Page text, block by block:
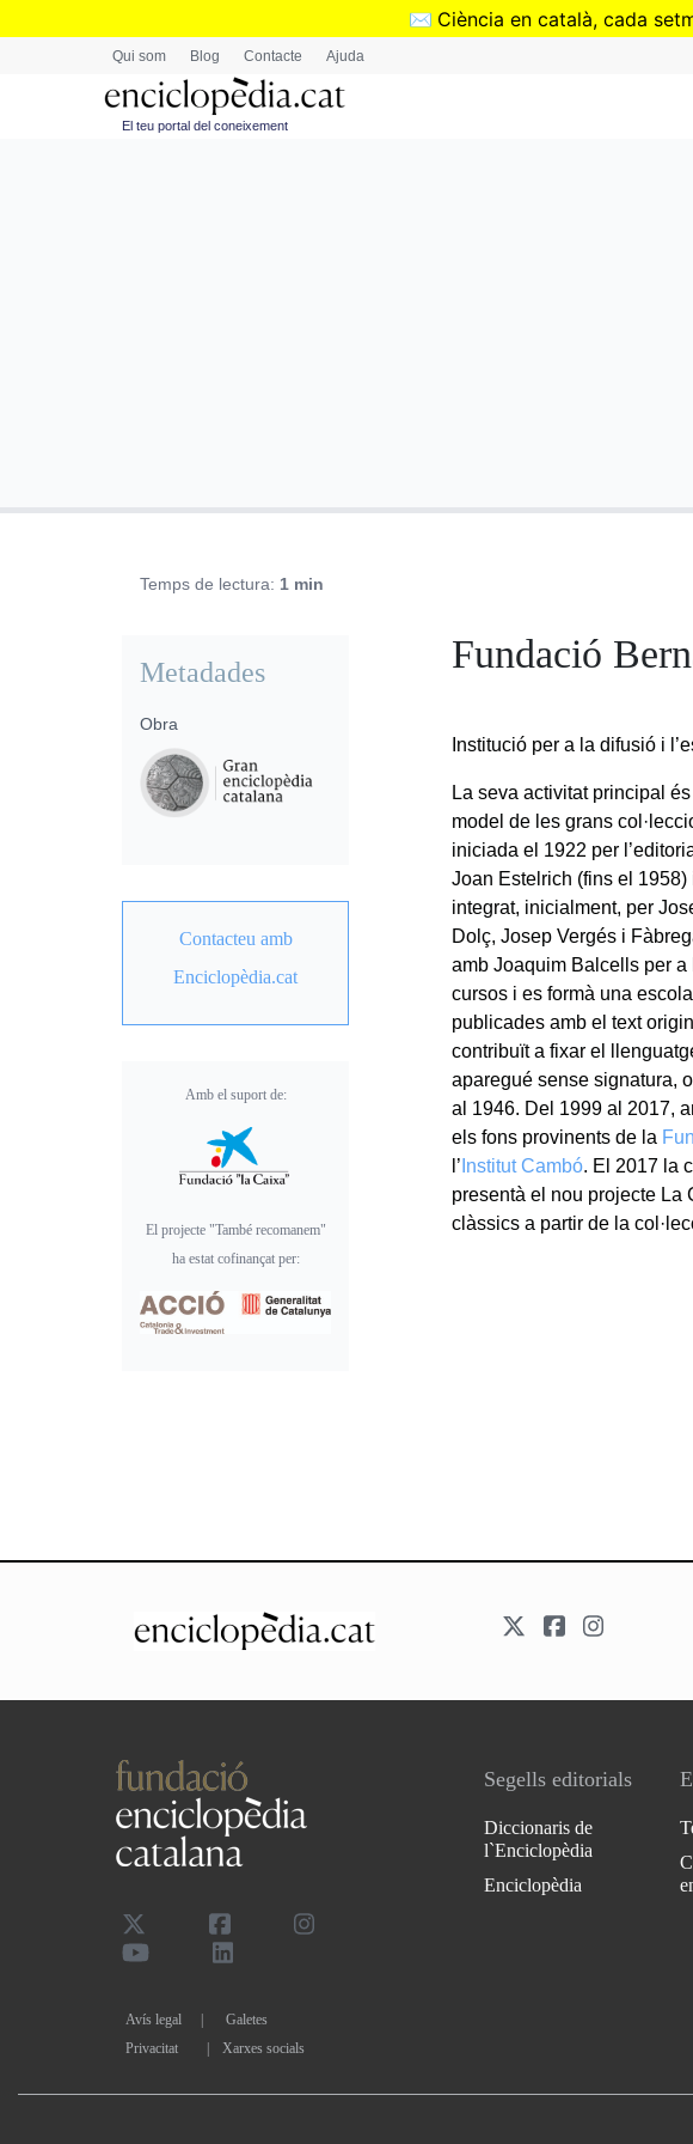
✉️ Ciència en català, cada
Qui som Blog Contacte Ajuda
El teu portal del coneixement
Temps de lectura: 1 min
Fundació
Institució per a la difusió i
La seva activitat principal
model de les grans
iniciada el 1922 per
Joan Estelrich (fins el
integrat, inicialment, per
Dolç, Josep Vergés i
amb Joaquim Balcells per
cursos i es formà una
publicades amb el text
contribuït a fixar el
aparegué sense signatura,
al 1946. Del 1999 al 2017,
els fons provinents de la
l’ Institut Cambó. El 2017 la
presentà el nou projecte La
clàssics a partir de la
Metadades
Obra
Contacteu amb
Enciclopèdia.cat
Amb el suport de:
El projecte "També recomanem"
ha estat cofinançat per:
Avís legal
Galetes
Privacitat
| Xarxes socials
Segells editorials
Diccionaris de
l`Enciclopèdia
Enciclopèdia